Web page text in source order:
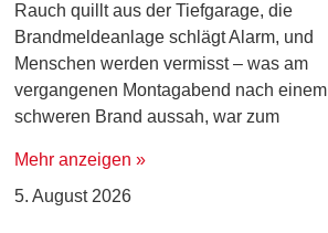
Rauch quillt aus der Tiefgarage, die
Brandmeldeanlage schlägt Alarm, und
Menschen werden vermisst – was am
vergangenen Montagabend nach einem
schweren Brand aussah, war zum
Mehr anzeigen »
5. August 2026